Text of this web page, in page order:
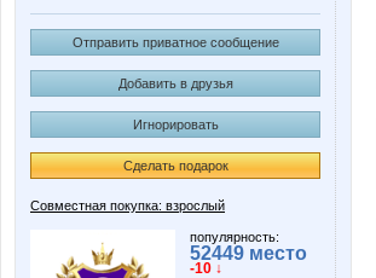
Отправить приватное сообщение
Добавить в друзья
Игнорировать
Сделать подарок
Совместная покупка: взрослый
популярность:
52449 место
-10 ↓